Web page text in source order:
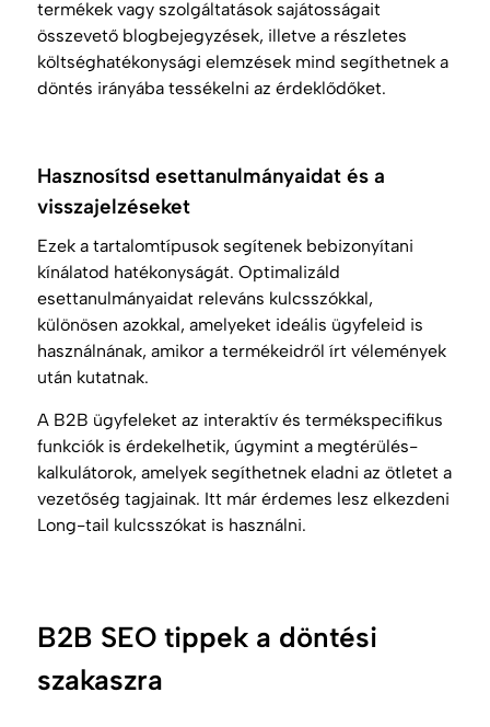
termékek vagy szolgáltatások sajátosságait
összevető blogbejegyzések, illetve a részletes
költséghatékonysági elemzések mind segíthetnek a
döntés irányába tessékelni az érdeklődőket.
Hasznosítsd esettanulmányaidat és a
visszajelzéseket
Ezek a tartalomtípusok segítenek bebizonyítani
kínálatod hatékonyságát. Optimalizáld
esettanulmányaidat releváns kulcsszókkal,
különösen azokkal, amelyeket ideális ügyfeleid is
használnának, amikor a termékeidről írt vélemények
után kutatnak.
A B2B ügyfeleket az interaktív és termékspecifikus
funkciók is érdekelhetik, úgymint a megtérülés-
kalkulátorok, amelyek segíthetnek eladni az ötletet a
vezetőség tagjainak. Itt már érdemes lesz elkezdeni
Long-tail kulcsszókat is használni.
B2B SEO tippek a döntési
szakaszra